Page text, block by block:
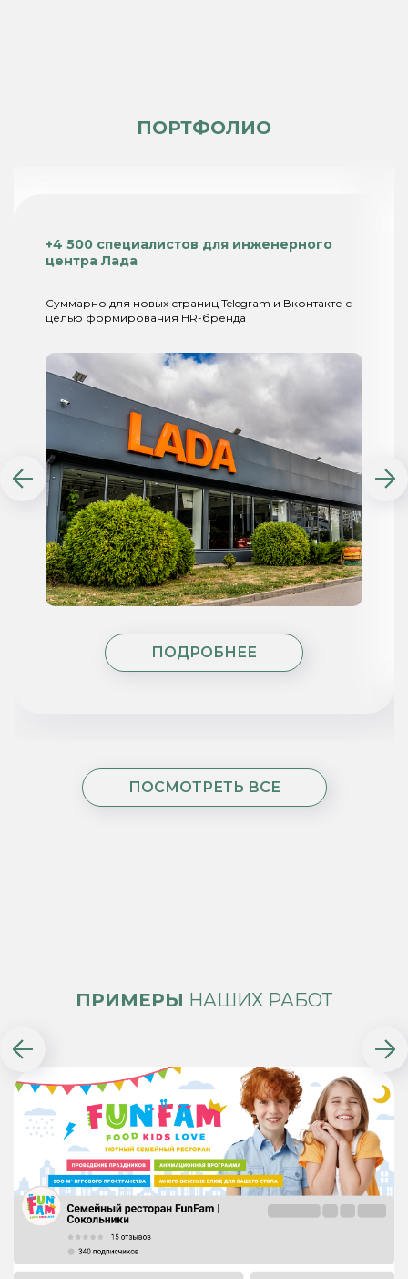
ПОРТФОЛИО
+4 500 специалистов для инженерного
центра Лада
Суммарно для новых страниц Telegram и Вконтакте с
целью формирования HR-бренда
ПОДРОБНЕЕ
ПОСМОТРЕТЬ ВСЕ
ПРИМЕРЫ НАШИХ РАБОТ